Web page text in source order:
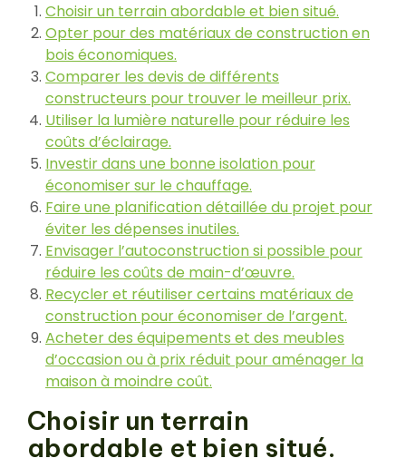
Choisir un terrain abordable et bien situé.
Opter pour des matériaux de construction en
bois économiques.
Comparer les devis de différents
constructeurs pour trouver le meilleur prix.
Utiliser la lumière naturelle pour réduire les
coûts d’éclairage.
Investir dans une bonne isolation pour
économiser sur le chauffage.
Faire une planification détaillée du projet pour
éviter les dépenses inutiles.
Envisager l’autoconstruction si possible pour
réduire les coûts de main-d’œuvre.
Recycler et réutiliser certains matériaux de
construction pour économiser de l’argent.
Acheter des équipements et des meubles
d’occasion ou à prix réduit pour aménager la
maison à moindre coût.
Choisir un terrain
abordable et bien situé.